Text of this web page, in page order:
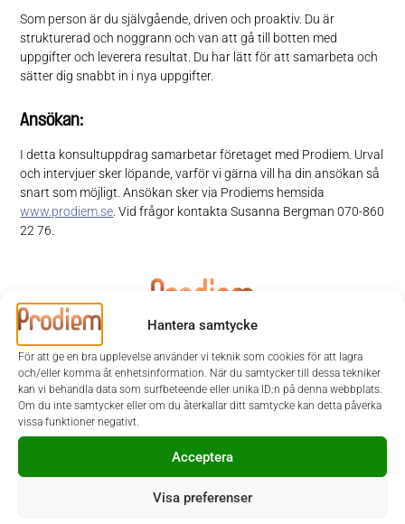
Hantera samtycke
För att ge en bra upplevelse använder vi teknik som cookies för att lagra
och/eller komma åt enhetsinformation. När du samtycker till dessa tekniker
kan vi behandla data som surfbeteende eller unika ID:n på denna webbplats.
Om du inte samtycker eller om du återkallar ditt samtycke kan detta påverka
vissa funktioner negativt.
Acceptera
Visa preferenser
Som person är du självgående, driven och proaktiv. Du är
strukturerad och noggrann och van att gå till botten med
uppgifter och leverera resultat. Du har lätt för att samarbeta och
sätter dig snabbt in i nya uppgifter.
Ansökan:
I detta konsultuppdrag samarbetar företaget med Prodiem. Urval
och intervjuer sker löpande, varför vi gärna vill ha din ansökan så
snart som möjligt. Ansökan sker via Prodiems hemsida
www.prodiem.se . Vid frågor kontakta Susanna Bergman 070-860
22 76.
Uppdraget är avslutat/tillsatt
Kontaktperson hos Prodiem var